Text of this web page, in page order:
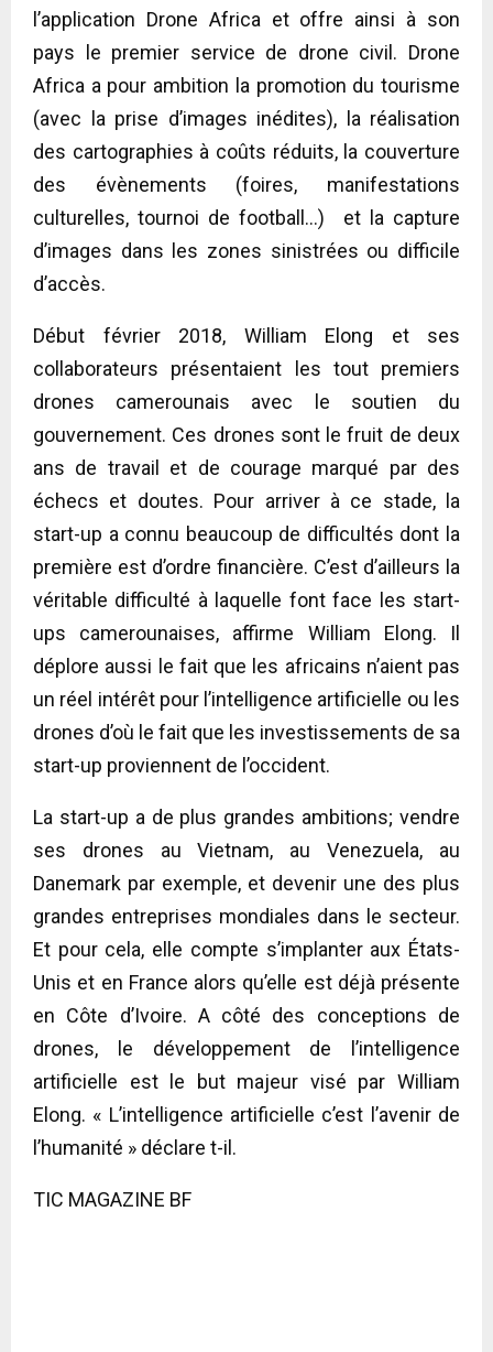
l’application Drone Africa et offre ainsi à son
pays le premier service de drone civil. Drone
Africa a pour ambition la promotion du tourisme
(avec la prise d’images inédites), la réalisation
des cartographies à coûts réduits, la couverture
des évènements (foires, manifestations
culturelles, tournoi de football…) et la capture
d’images dans les zones sinistrées ou difficile
d’accès.
Début février 2018, William Elong et ses
collaborateurs présentaient les tout premiers
drones camerounais avec le soutien du
gouvernement. Ces drones sont le fruit de deux
ans de travail et de courage marqué par des
échecs et doutes. Pour arriver à ce stade, la
start-up a connu beaucoup de difficultés dont la
première est d’ordre financière. C’est d’ailleurs la
véritable difficulté à laquelle font face les start-
ups camerounaises, affirme William Elong. Il
déplore aussi le fait que les africains n’aient pas
un réel intérêt pour l’intelligence artificielle ou les
drones d’où le fait que les investissements de sa
start-up proviennent de l’occident.
La start-up a de plus grandes ambitions; vendre
ses drones au Vietnam, au Venezuela, au
Danemark par exemple, et devenir une des plus
grandes entreprises mondiales dans le secteur.
Et pour cela, elle compte s’implanter aux États-
Unis et en France alors qu’elle est déjà présente
en Côte d’Ivoire. A côté des conceptions de
drones, le développement de l’intelligence
artificielle est le but majeur visé par William
Elong. « L’intelligence artificielle c’est l’avenir de
l’humanité » déclare t-il.
TIC MAGAZINE BF